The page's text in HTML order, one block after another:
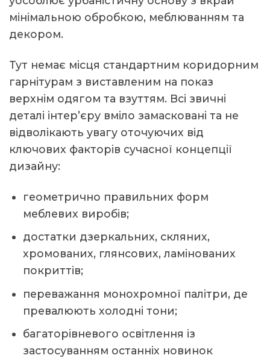
мінімальною обробкою, меблюванням та
декором.
Тут немає місця стандартним коридорним
гарнітурам з виставленим на показ
верхнім одягом та взуттям. Всі звичні
деталі інтер’єру вміло замасковані та не
відволікають увагу оточуючих від
ключових факторів сучасної концепції
дизайну:
геометрично правильних форм
меблевих виробів;
достатки дзеркальних, скляних,
хромованих, глянсових, ламінованих
покриттів;
переважання монохромної палітри, де
превалюють холодні тони;
багаторівневого освітлення із
застосуванням останніх новинок